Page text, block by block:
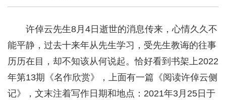
许倬云先生8月4日逝世的消息传来，心情久久不
能平静，过去十来年从先生学习，受先生教诲的往事
历历在目，却不知该从何说起。恰好看到书架上2022
年第13期《名作欣赏》，上面有一篇《阅读许倬云侧
记》，文末注着写作日期和地点：2021年3月25日于